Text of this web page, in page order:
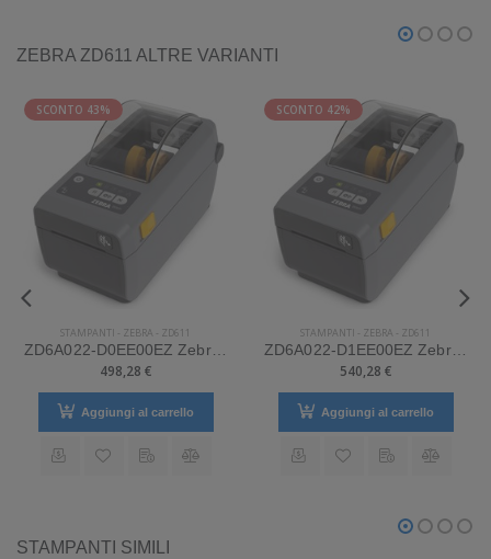
ZEBRA ZD611 ALTRE VARIANTI
SCONTO 43%
STAMPANTI - ZEBRA - ZD611
ZD6A022-D0EE00EZ Zebra Mod. ZD611. Stampante di etichette.
498,28 €
Aggiungi al carrello
SCONTO 42%
STAMPANTI - ZEBRA - ZD611
ZD6A022-D1EE00EZ Zebra Mod. ZD611. Stampante di etichette.
540,28 €
Aggiungi al carrello
STAMPANTI SIMILI